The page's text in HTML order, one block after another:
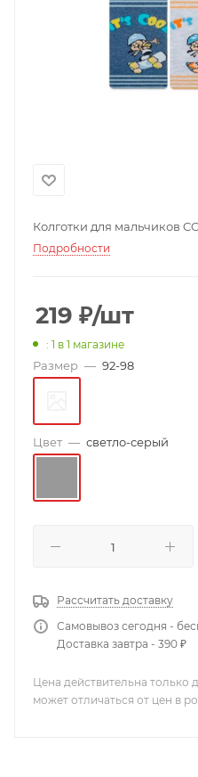
Колготки для мальчиков
Подробности
219 ₽/шт
: 1 в 1 магазине
Размер — 92-98
Цвет — светло-серый
Рассчитать доставку
Самовывоз сегодня -
Доставка завтра - 390 ₽
Цена действительна только
может отличаться от цен в